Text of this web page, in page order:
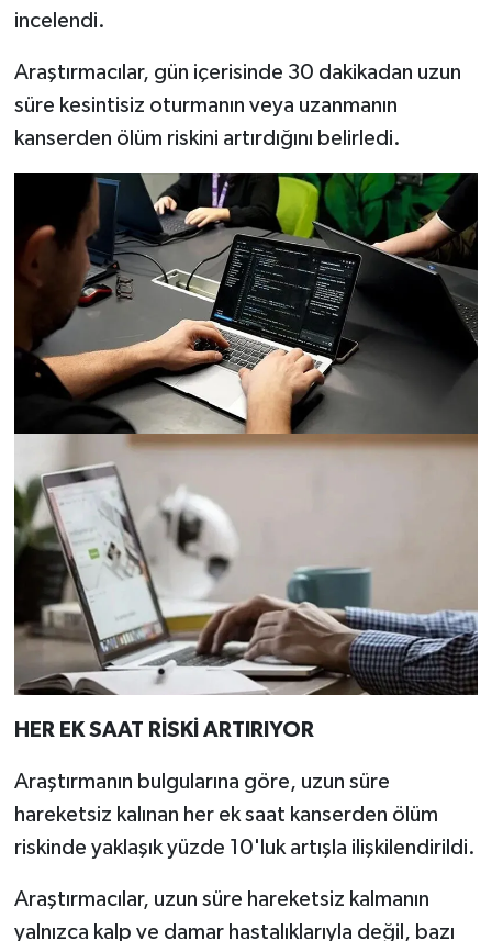
incelendi.
Araştırmacılar, gün içerisinde 30 dakikadan uzun
süre kesintisiz oturmanın veya uzanmanın
kanserden ölüm riskini artırdığını belirledi.
HER EK SAAT RİSKİ ARTIRIYOR
Araştırmanın bulgularına göre, uzun süre
hareketsiz kalınan her ek saat kanserden ölüm
riskinde yaklaşık yüzde 10'luk artışla ilişkilendirildi.
Araştırmacılar, uzun süre hareketsiz kalmanın
yalnızca kalp ve damar hastalıklarıyla değil, bazı
Politika
Resmi İlan
Rüya Tabirleri
Sağlık
Şaphane
Simav
Siyaset
Spor
Tavşanlı
Teknoloji
Türkiye
Video Galeri
Yaşam